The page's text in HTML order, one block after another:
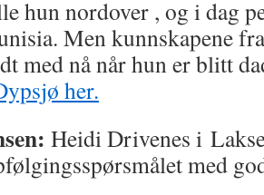
hun nordover , og i dag
Men kunnskapene
med nå når hun er blitt
her.
Heidi Drivenes i
med